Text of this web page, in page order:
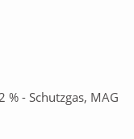
- Schutzgas, MAG